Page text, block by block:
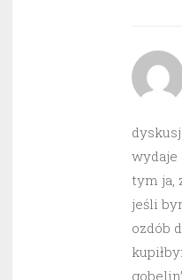
wydaje
tym ja,
jeśli
ozdób